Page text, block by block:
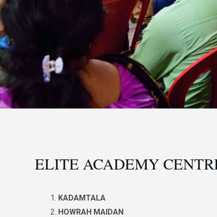
ELITE ACADEMY
KADAMTALA
HOWRAH MAIDAN